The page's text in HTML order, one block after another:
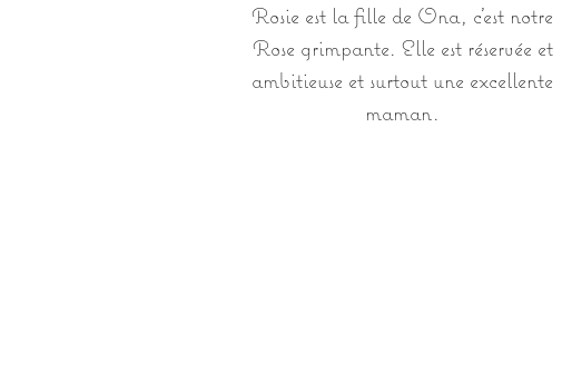
Rosie est la fille de Ona, c'est notre
Rose grimpante. Elle est réservée et
ambitieuse et surtout une excellente
maman.